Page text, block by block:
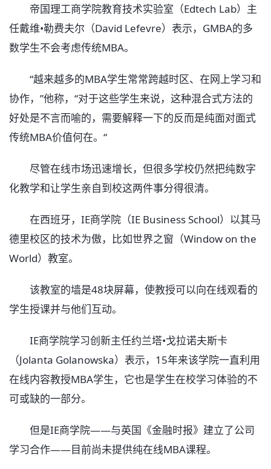
帝国理工商学院教育技术实验室（Edtech Lab）主
任戴维•勒费夫尔（David Lefevre）表示，GMBA的多
数学生不会考虑传统MBA。
“越来越多的MBA学生常常跨越时区、在网上学习和
协作，”他称，“对于这些学生来说，这种混合式方法的
好处是不言而喻的，需要解释一下的反而是纯面对面式
传统MBA价值何在。“
尽管在线市场迅速增长，但很多学校仍然把纯数字
化教学和让学生亲自到校这两件事分得很清。
在西班牙，IE商学院（IE Business School）以其马
德里校区的技术为傲，比如世界之窗（Window on the
World）教室。
该教室的墙是48块屏幕，使教授可以向在线观看的
学生授课并与他们互动。
IE商学院学习创新主任约兰塔•戈拉诺夫斯卡
（Jolanta Golanowska）表示，15年来该学院一直利用
在线内容教授MBA学生，它也是学生在校学习体验的不
可或缺的一部分。
但是IE商学院——与英国《金融时报》建立了公司
学习合作——目前尚未提供纯在线MBA课程。